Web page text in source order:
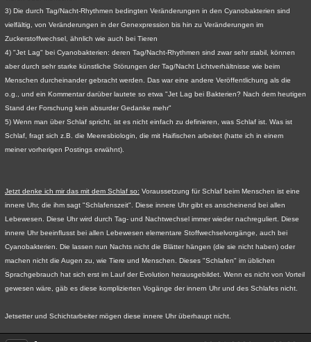
3) Die durch Tag/Nacht-Rhythmen bedingten Veränderungen in den Cyanobakterien sind
vielfältig, von Veränderungen in der Genexpression bis hin zu Veränderungen im
Zuckerstoffwechsel, ähnlich wie auch bei Tieren
4) "Jet Lag" bei Cyanobakterien: deren Tag/Nacht-Rhythmen sind zwar sehr stabil, können
aber durch sehr starke künstliche Störungen der Tag/Nacht Lichtverhältnisse wie beim
Menschen durcheinander gebracht werden. Das war eine andere Veröffentlichung als die
o.g., und ein Kommentar darüber lautete so etwa "Jet Lag bei Bakterien? Nach dem heutigen
Stand der Forschung kein absurder Gedanke mehr"
5) Wenn man über Schlaf spricht, ist es nicht einfach zu definieren, was Schlaf ist. Was ist
Schlaf, fragt sich z.B. die Meeresbiologin, die mit Haifischen arbeitet (hatte ich in einem
meiner vorherigen Postings erwähnt).
Jetzt denke ich mir das mit dem Schlaf so: Voraussetzung für Schlaf beim Menschen ist eine
innere Uhr, die ihm sagt "Schlafenszeit". Diese innere Uhr gibt es anscheinend bei allen
Lebewesen. Diese Uhr wird durch Tag- und Nachtwechsel immer wieder nachreguliert. Diese
innere Uhr beeinflusst bei allen Lebewesen elementare Stoffwechselvorgänge, auch bei
Cyanobakterien. Die lassen nun Nachts nicht die Blätter hängen (die sie nicht haben) oder
machen nicht die Augen zu, wie Tiere und Menschen. Dieses "Schlafen" im üblichen
Sprachgebrauch hat sich erst im Lauf der Evolution herausgebildet. Wenn es nicht von Vorteil
gewesen wäre, gäb es diese komplizierten Vogänge der innern Uhr und des Schlafes nicht.
Jetsetter und Schichtarbeiter mögen diese innere Uhr überhaupt nicht.